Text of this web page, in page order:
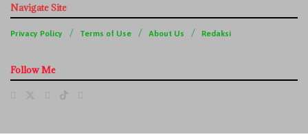
Navigate Site
Privacy Policy Terms of Use About Us Redaksi
Follow Me